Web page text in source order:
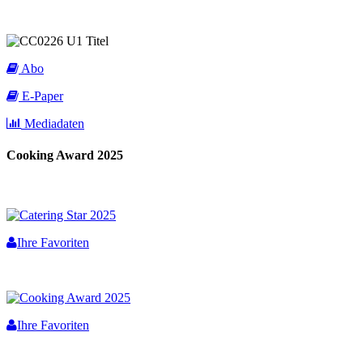
Abo
E-Paper
Mediadaten
Cooking Award 2025
Ihre Favoriten
Ihre Favoriten